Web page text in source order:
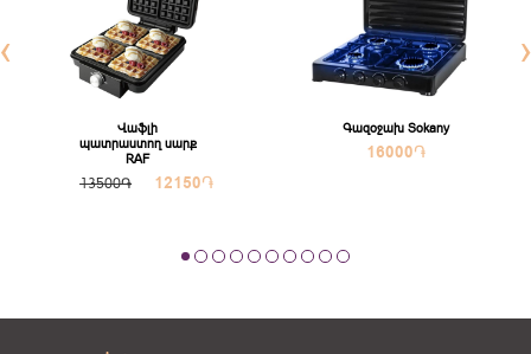
Վաֆլի
պատրաստող սարք
RAF
13500֏ 12150֏
Գազօջախ Sokany
16000֏
‹ ›